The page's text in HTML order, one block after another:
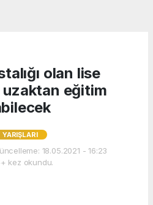
olan lise
eğitim
YARIŞLARI
18.05.2021 - 16:23
kez okundu.